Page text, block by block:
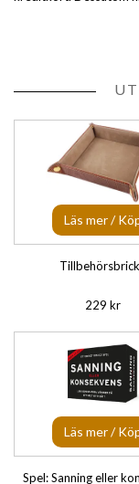
Läs mer /
229 kr
Läs mer /
Spel: Sanning eller